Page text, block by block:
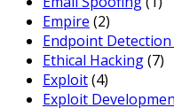
Empire (2)
Endpoint Detection
Ethical Hacking(7)
Exploit(4)
Exploit